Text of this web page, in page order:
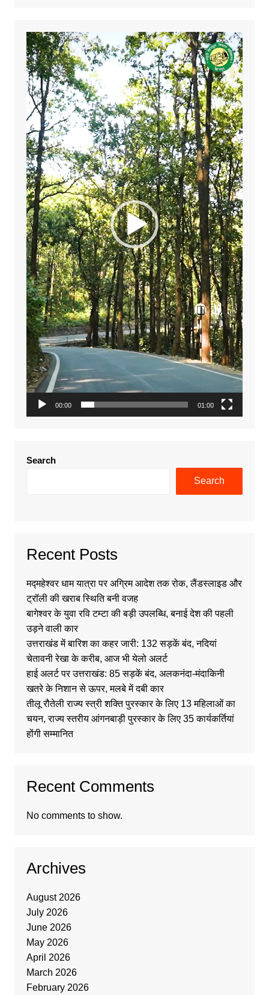
Video
Player
00:00 01:00
Search
Search
Recent Posts
मद्महेश्वर धाम यात्रा पर अग्रिम आदेश तक रोक, लैंडस्लाइड और
ट्रॉली की खराब स्थिति बनी वजह
बागेश्वर के युवा रवि टम्टा की बड़ी उपलब्धि, बनाई देश की पहली
उड़ने वाली कार
उत्तराखंड में बारिश का कहर जारी: 132 सड़कें बंद, नदियां
चेतावनी रेखा के करीब, आज भी येलो अलर्ट
हाई अलर्ट पर उत्तराखंड: 85 सड़कें बंद, अलकनंदा-मंदाकिनी
खतरे के निशान से ऊपर, मलबे में दबी कार
तीलू रौतेली राज्य स्त्री शक्ति पुरस्कार के लिए 13 महिलाओं का
चयन, राज्य स्तरीय आंगनबाड़ी पुरस्कार के लिए 35 कार्यकर्तियां
होंगी सम्मानित
Recent Comments
No comments to show.
Archives
August 2026
July 2026
June 2026
May 2026
April 2026
March 2026
February 2026